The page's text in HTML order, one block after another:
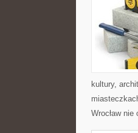
kultury,
Wrocław